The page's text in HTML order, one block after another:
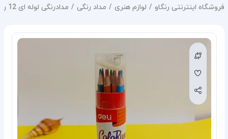
فروشگاه اینترنتی رنگاو لوازم هنری مداد رنگی مدادرنگی لوله ای 12 رنگ برند دلی کد D-1201